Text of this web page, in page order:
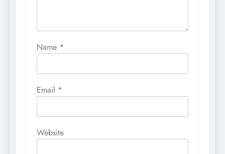
Name *
Email *
Website